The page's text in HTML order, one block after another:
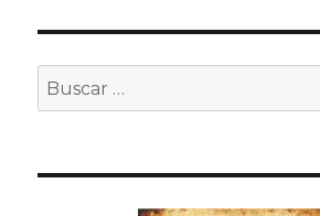
Buscar
por: